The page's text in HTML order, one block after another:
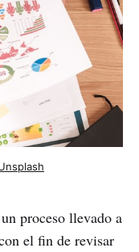
proceso llevado a
el fin de revisar